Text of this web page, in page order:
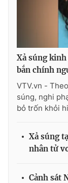
Xả súng
bắn chính
VTV.vn -
súng, nghi
bỏ trốn khỏi
Xả súng
nhân tử
Cảnh sát